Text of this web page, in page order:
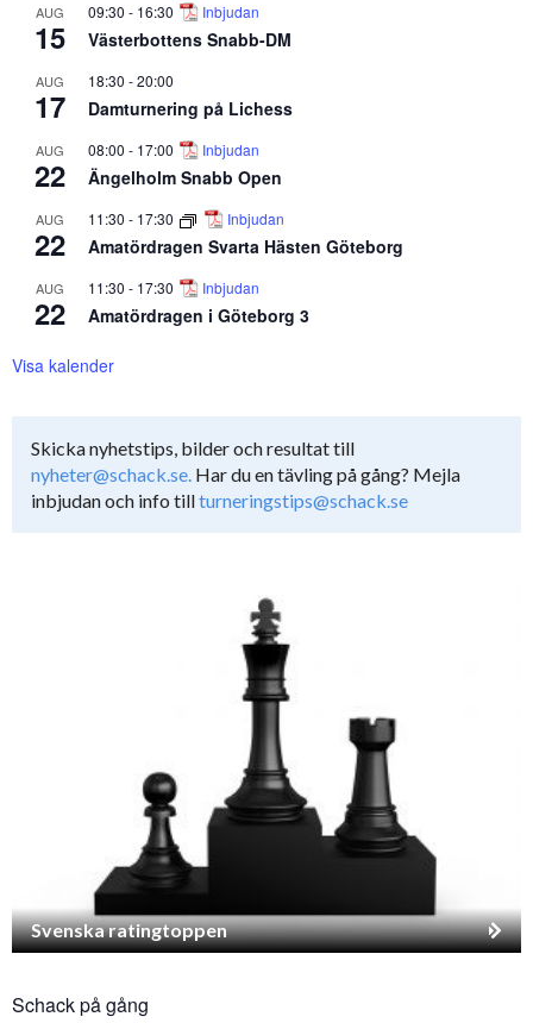
AUG
15
09:30 - 16:30 Inbjudan
Västerbottens Snabb-DM
AUG
17
18:30 -20:00
Damturnering på Lichess
AUG
22
08:00 - 17:00 Inbjudan
Ängelholm Snabb Open
AUG
22
11:30 - 17:30 Inbjudan
Amatördragen Svarta Hästen Göteborg
AUG
22
11:30 - 17:30 Inbjudan
Amatördragen i Göteborg 3
Visa kalender
Skicka nyhetstips, bilder och resultat till
nyheter@schack.se. Har du en tävling på gång? Mejla
inbjudan och info tillturneringstips@schack.se
Svenska ratingtoppen
Schack på gång